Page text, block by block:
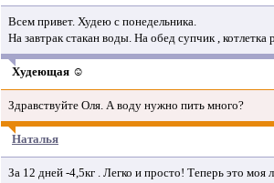
Всем привет. Худею с понедельника.
На завтрак стакан воды. На обед супчик ,
Худеющая ☺
Здравствуйте Оля. А воду нужно пить много?
Наталья
За 12 дней -4,5кг . Легко и просто! Теперь это